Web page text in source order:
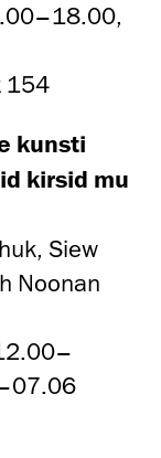
154
kunsti
kirsid mu
Siew
Noonan